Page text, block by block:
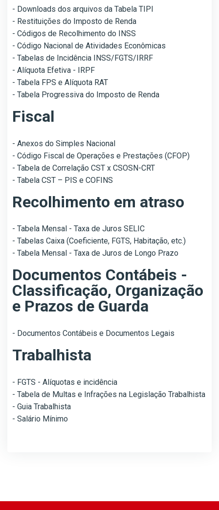
- Downloads dos arquivos da Tabela TIPI
- Restituições do Imposto de Renda
- Códigos de Recolhimento do INSS
- Código Nacional de Atividades Econômicas
- Tabelas de Incidência INSS/FGTS/IRRF
- Alíquota Efetiva - IRPF
- Tabela FPS e Alíquota RAT
- Tabela Progressiva do Imposto de Renda
Fiscal
- Anexos do Simples Nacional
- Código Fiscal de Operações e Prestações (CFOP)
- Tabela de Correlação CST x CSOSN-CRT
- Tabela CST – PIS e COFINS
Recolhimento em atraso
- Tabela Mensal - Taxa de Juros SELIC
- Tabelas Caixa (Coeficiente, FGTS, Habitação, etc.)
- Tabela Mensal - Taxa de Juros de Longo Prazo
Documentos Contábeis -
Classificação, Organização
e Prazos de Guarda
- Documentos Contábeis e Documentos Legais
Trabalhista
- FGTS - Alíquotas e incidência
- Tabela de Multas e Infrações na Legislação Trabalhista
- Guia Trabalhista
- Salário Mínimo